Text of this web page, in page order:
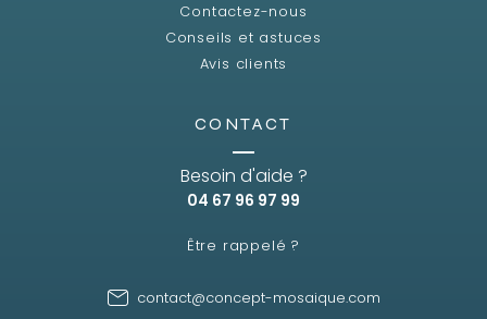
Contactez-nous
Conseils et astuces
Avis clients
CONTACT
Besoin d'aide ?
04 67 96 97 99
Être rappelé ?
contact@concept-mosaique.com